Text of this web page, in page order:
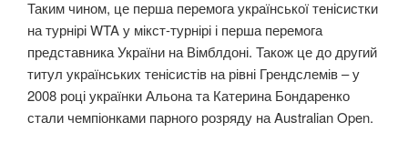
Таким чином, це перша перемога української тенісистки
на турнірі WTA у мікст-турнірі і перша перемога
представника України на Вімблдоні. Також це до другий
титул українських тенісистів на рівні Грендслемів – у
2008 році українки Альона та Катерина Бондаренко
стали чемпіонками парного розряду на Australian Open.